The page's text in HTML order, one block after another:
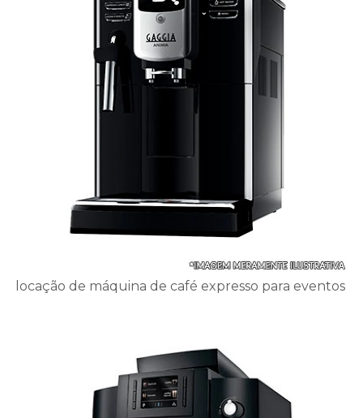
locação de máquina de café expresso para eventos